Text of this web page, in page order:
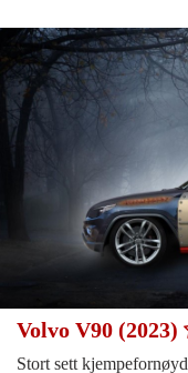
Volvo V90 (2023)
Stort sett kjempefornøyd